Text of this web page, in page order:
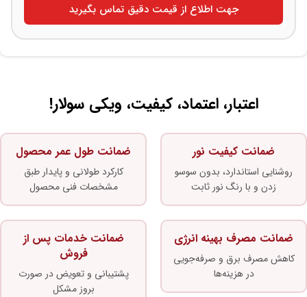
جهت اطلاع از قیمت دقیق تماس بگیرید
اعتبار، اعتماد، کیفیت، ویکی سولار!
ضمانت کیفیت نور
روشنایی استاندارد، بدون سوسو
زدن و با رنگ نور ثابت
ضمانت طول عمر محصول
کارکرد طولانی و پایدار طبق
مشخصات فنی محصول
ضمانت مصرف بهینه انرژی
کاهش مصرف برق و صرفه‌جویی
در هزینه‌ها
ضمانت خدمات پس از
فروش
پشتیبانی و تعویض در صورت
بروز مشکل